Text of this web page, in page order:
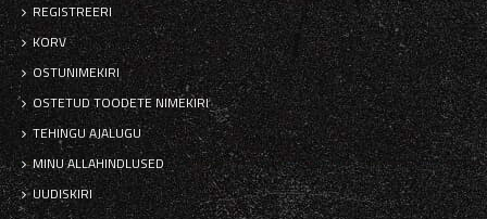
REGISTREERI
KORV
OSTUNIMEKIRI
OSTETUD TOODETE NIMEKIRI
TEHINGU AJALUGU
MINU ALLAHINDLUSED
UUDISKIRI